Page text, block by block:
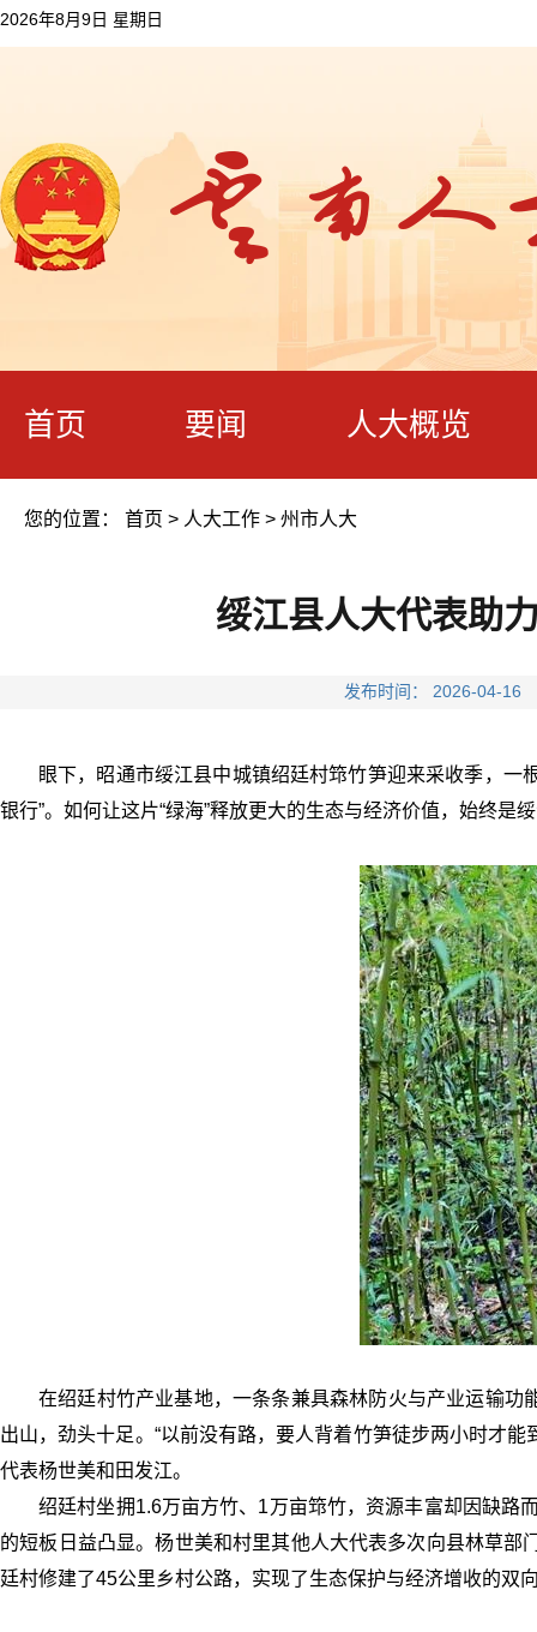
2026年8月9日 星期日
首页 要闻 人大概览
您的位置： 首页 > 人大工作 > 州市人大
绥江县人大代表助
发布时间： 2026-04-
眼下，昭通市绥江县中城镇绍廷村筇竹笋迎来采收季，
银行”。如何让这片“绿海”释放更大的生态与经济价值，始终是
在绍廷村竹产业基地，一条条兼具森林防火与产业运输
出山，劲头十足。“以前没有路，要人背着竹笋徒步两小时才
代表杨世美和田发江。
绍廷村坐拥1.6万亩方竹、1万亩筇竹，资源丰富却因缺路
的短板日益凸显。杨世美和村里其他人大代表多次向县林草
廷村修建了45公里乡村公路，实现了生态保护与经济增收的双